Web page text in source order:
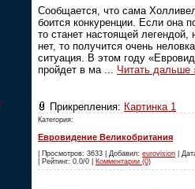
Сообщается, что сама
боится конкуренции. Если она
то станет настоящей легендой,
нет, то получится очень
ситуация. В этом году
пройдет в ма ... Читать дальше
Прикрепления: Картинка 1
Категория:
Евровидение Великобритания
| Просмотров: 3633 | Добавил: eurovision |
| Рейтинг: 0.0/0 | Комментарии (0)